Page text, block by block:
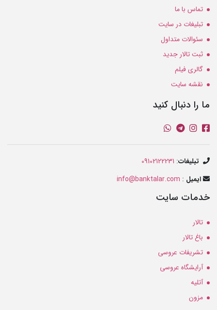
تماس با ما
تبلیغات در سایت
سئوالات متداول
ثبت تالار جدید
گالری فیلم
نقشه سایت
ما را دنبال کنید
تبلیغات:
09102122231
ایمیل :
info@banktalar.com
خدمات سایت
تالار
باغ تالار
تشریفات عروسی
آرایشگاه عروسی
آتلیه
مزون